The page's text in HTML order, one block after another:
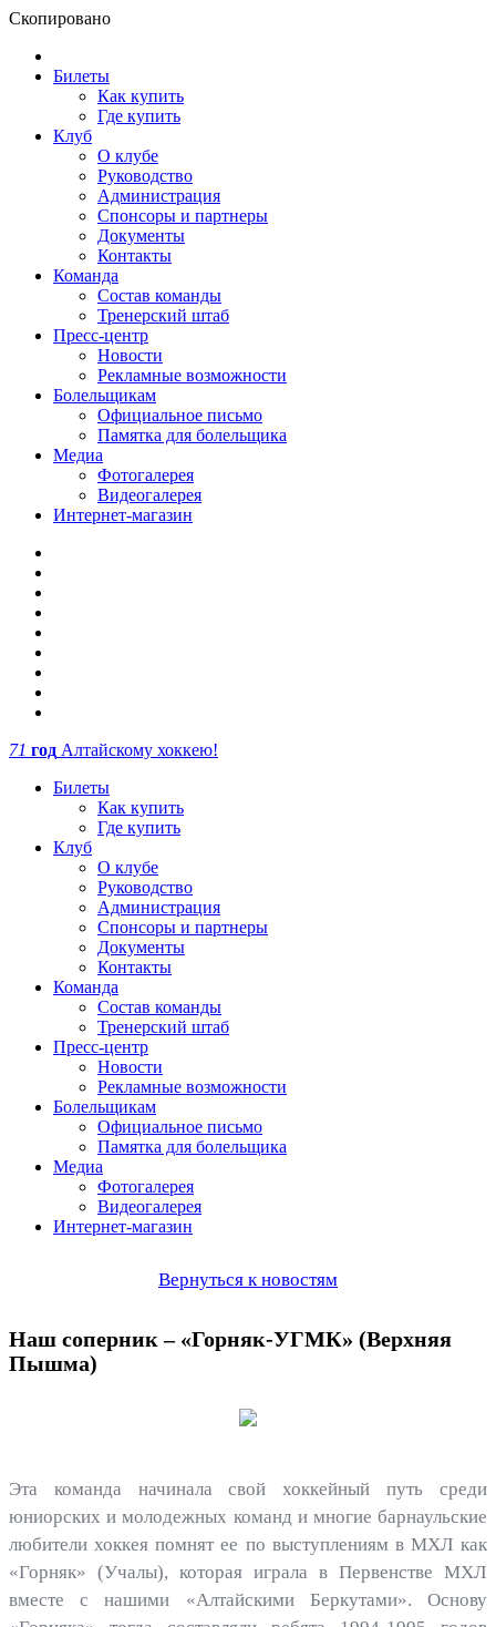
Скопировано
Билеты
Как купить
Где купить
Клуб
О клубе
Руководство
Администрация
Спонсоры и партнеры
Документы
Контакты
Команда
Состав команды
Тренерский штаб
Пресс-центр
Новости
Рекламные возможности
Болельщикам
Официальное письмо
Памятка для болельщика
Медиа
Фотогалерея
Видеогалерея
Интернет-магазин
71 год Алтайскому хоккею!
Билеты
Как купить
Где купить
Клуб
О клубе
Руководство
Администрация
Спонсоры и партнеры
Документы
Контакты
Команда
Состав команды
Тренерский штаб
Пресс-центр
Новости
Рекламные возможности
Болельщикам
Официальное письмо
Памятка для болельщика
Медиа
Фотогалерея
Видеогалерея
Интернет-магазин
Вернуться к новостям
Наш соперник – «Горняк-УГМК» (Верхняя
Пышма)
Эта команда начинала свой хоккейный путь среди
юниорских и молодежных команд и многие барнаульские
любители хоккея помнят ее по выступлениям в МХЛ как
«Горняк» (Учалы), которая играла в Первенстве МХЛ
вместе с нашими «Алтайскими Беркутами». Основу